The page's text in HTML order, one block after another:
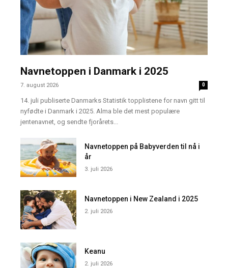
Navnetoppen i Danmark i 2025
7. august 2026 0
14. juli publiserte Danmarks Statistik topplistene for navn gitt til
nyfødte i Danmark i 2025. Alma ble det mest populære
jentenavnet, og sendte fjorårets...
Navnetoppen på Babyverden til nå i
år
3. juli 2026
Navnetoppen i New Zealand i 2025
2. juli 2026
Keanu
2. juli 2026